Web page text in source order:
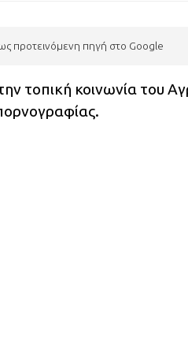
προτεινόμενη πηγή στο Google
τοπική κοινωνία του